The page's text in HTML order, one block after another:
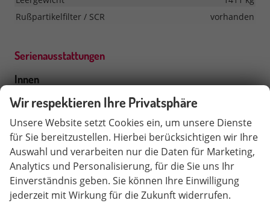
Rußpartikelfilter / SCR
vorhanden
Serienausstattungen
Innen
2-Speichen Multifunktionslederlenkrad
3 Kopfstützen hinten
vorhanden
8 Lautsprecher
vorhanden
Automatisch abblendender Rückspiegel
vorhanden
Design Selection Studio mit Stoffausstattung
vorhanden
Elektrische Fensterheber vorne und hinten
vorhanden
Wir respektieren Ihre Privatsphäre
Unsere Website setzt Cookies ein, um unsere Dienste
für Sie bereitzustellen. Hierbei berücksichtigen wir Ihre
Auswahl und verarbeiten nur die Daten für Marketing,
Analytics und Personalisierung, für die Sie uns Ihr
Einverständnis geben. Sie können Ihre Einwilligung
jederzeit mit Wirkung für die Zukunft widerrufen.